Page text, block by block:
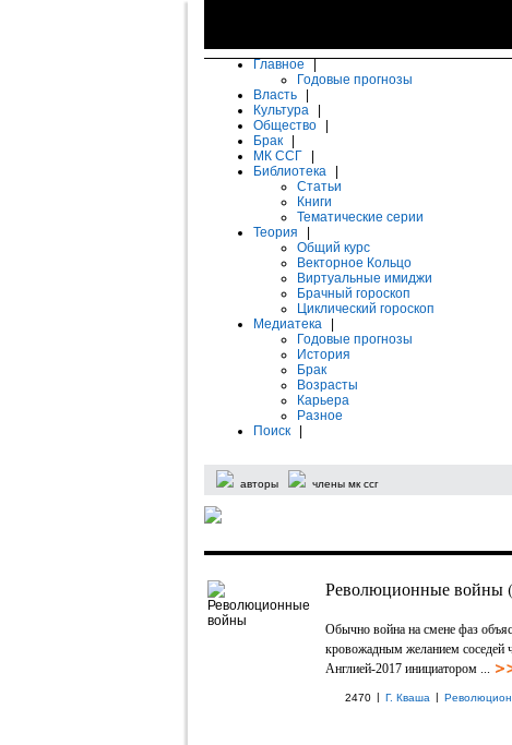
Главное
Годовые прогнозы
Власть
Культура
Общество
Брак
МК ССГ
Библиотека
Статьи
Книги
Тематические серии
Теория
Общий курс
Векторное Кольцо
Виртуальные имиджи
Брачный гороскоп
Циклический гороскоп
Медиатека
Годовые прогнозы
История
Брак
Возрасты
Карьера
Разное
Поиск
авторы члены мк ссг
Революционные войны
Обычно война на смене фаз
кровожадным желанием соседей
Англией-2017 инициатором ...
2470 | Г. Кваша |